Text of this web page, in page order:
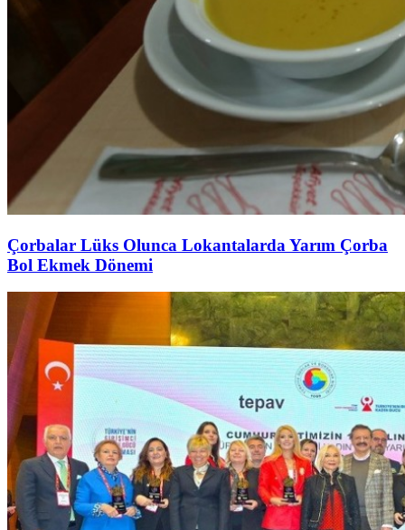
Çorbalar Lüks Olunca Lokantalarda Yarım Çorba
Bol Ekmek Dönemi